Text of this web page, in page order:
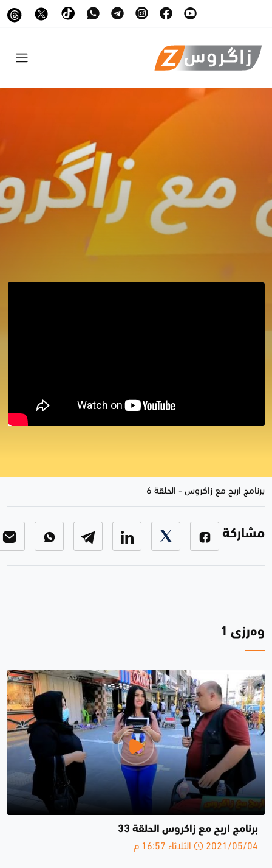
برنامج اربح مع زاكروس- الحلقة 6
مشاركة
وەرزی 1
برنامج اربح مع زاكروس الحلقة 33
2021/05/04 الثلاثاء 16:57 م